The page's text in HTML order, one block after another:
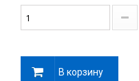
В корзину